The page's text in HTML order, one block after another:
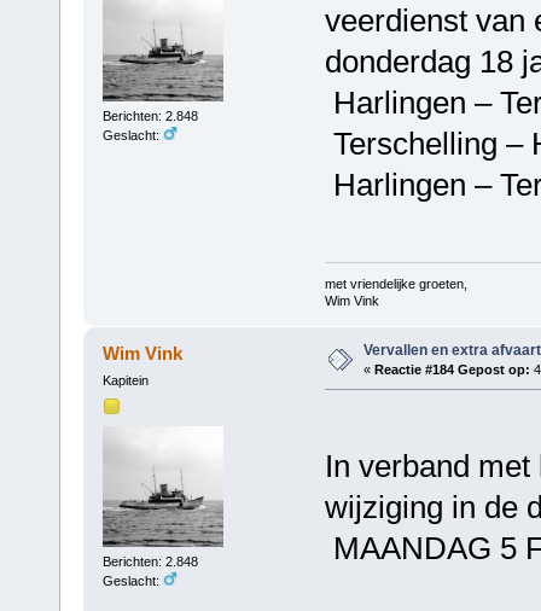
Berichten: 2.848
Geslacht:
veerdienst van
donderdag 18
Harlingen –
Terschelling –
Harlingen –
met vriendelijke groeten,
Wim Vink
Wim Vink
Kapitein
Berichten: 2.848
Geslacht:
Vervallen en extra
« Reactie #184 Gepost op:
In verband
wijziging in de
MAANDAG 5